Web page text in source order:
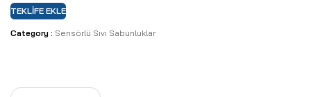
TEKLIFE EKLE
Category : Sensörlü Sıvı Sabunluklar